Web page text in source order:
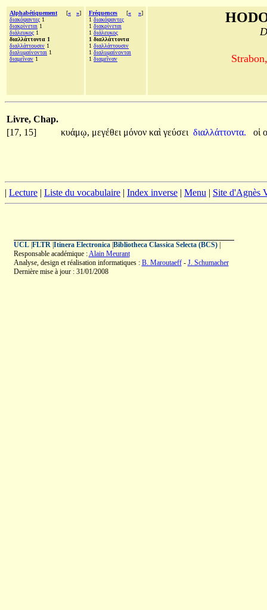
Alphabétiquement [« »]
διακόψαντες 1
διακρίνεται 1
διάλευκος 1
διαλλάττοντα 1
διαλλάττουσιν 1
διαλυμαίνονται 1
διαμεῖναν 1
Fréquences [« »]
1 διακόψαντες
1 διακρίνεται
1 διάλευκος
1 διαλλάττοντα
1 διαλλάττουσιν
1 διαλυμαίνονται
1 διαμεῖναν
Livre, Chap.
[17, 15]
κυάμῳ, μεγέθει μόνον καὶ γεύσει διαλλάττοντα. οἱ
| Lecture | Liste du vocabulaire | Index inverse | Menu | Site d'Agnès
UCL| FLTR| Itinera Electronica| Bibliotheca Classica Selecta (BCS)|
Responsable académique :Alain Meurant
Analyse, design et réalisation informatiques : B. Maroutaeff- J. Schumacher
Dernière mise à jour : 31/01/2008